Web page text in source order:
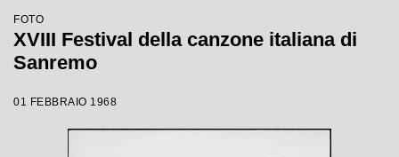
FOTO
XVIII Festival della canzone italiana di
Sanremo
01 FEBBRAIO 1968